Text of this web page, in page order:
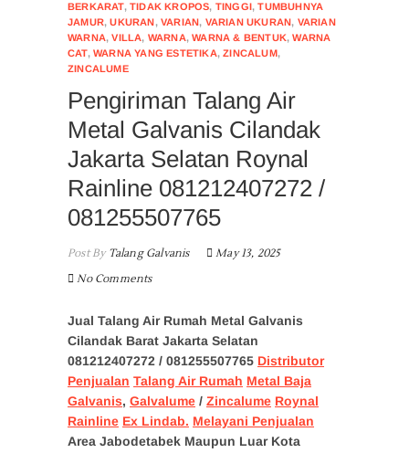
BERKARAT,TIDAK KROPOS, TINGGI,TUMBUHNYA
JAMUR,UKURAN,VARIAN, VARIAN UKURAN, VARIAN
WARNA,VILLA, WARNA,WARNA & BENTUK,WARNA
CAT,WARNA YANG ESTETIKA,ZINCALUM,
ZINCALUME
Pengiriman Talang Air
Metal Galvanis Cilandak
Jakarta Selatan Roynal
Rainline 081212407272 /
081255507765
Post ByTalang Galvanis
May 13, 2025
No Comments
Jual Talang Air Rumah Metal Galvanis
Cilandak Barat Jakarta Selatan
081212407272 / 081255507765 Distributor
Penjualan Talang Air Rumah Metal Baja
Galvanis, Galvalume / Zincalume Roynal
Rainline Ex Lindab. Melayani Penjualan
Area Jabodetabek Maupun Luar Kota